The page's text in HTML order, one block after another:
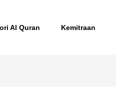
Al Quran Kemitraan